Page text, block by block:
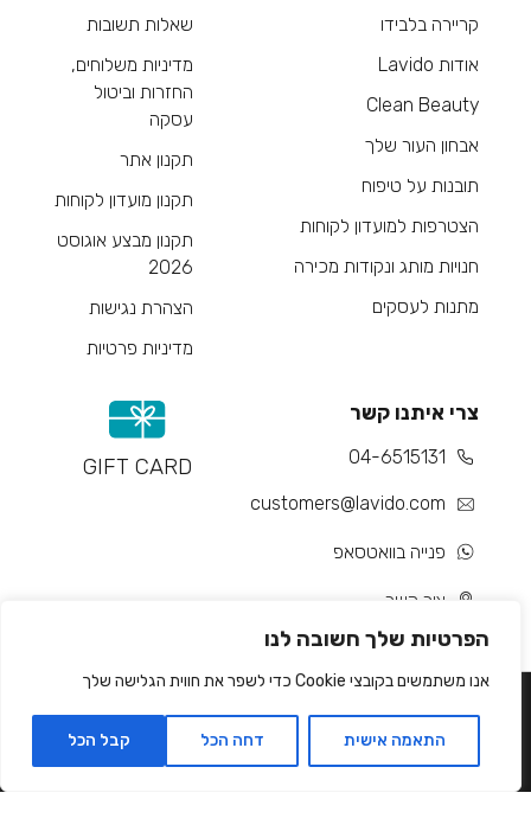
הפרטיות שלך חשובה לנו
אנו משתמשים בקובצי Cookie כדי לשפר את חווית הגלישה שלך
התאמה אישית דחה הכל קבל הכל
קריירה בלבידו
אודות Lavido
Clean Beauty
אבחון העור שלך
תובנות על טיפוח
הצטרפות למועדון לקוחות
חנויות מותג ונקודות מכירה
מתנות לעסקים
שאלות תשובות
מדיניות משלוחים,
החזרות וביטול
עסקה
תקנון אתר
תקנון מועדון לקוחות
תקנון מבצע אוגוסט
2026
הצהרת נגישות
מדיניות פרטיות
צרי איתנו קשר
04-6515131
customers@lavido.com
פנייה בוואטסאפ
צור קשר
GIFT CARD
Developed by Matat Technologies ltd